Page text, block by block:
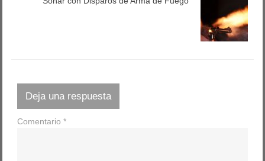
Deja una respuesta
Comentario*